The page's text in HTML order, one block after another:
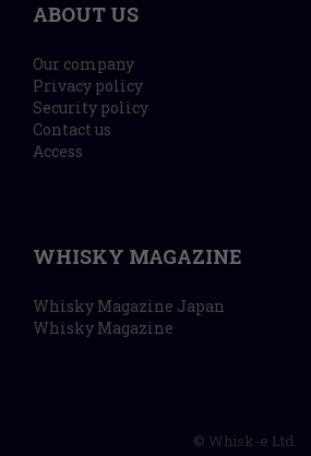
ABOUT US
Our company
Privacy policy
Security policy
Contact us
Access
WHISKY MAGAZINE
Whisky Magazine Japan
Whisky Magazine
© Whisk-e Ltd.